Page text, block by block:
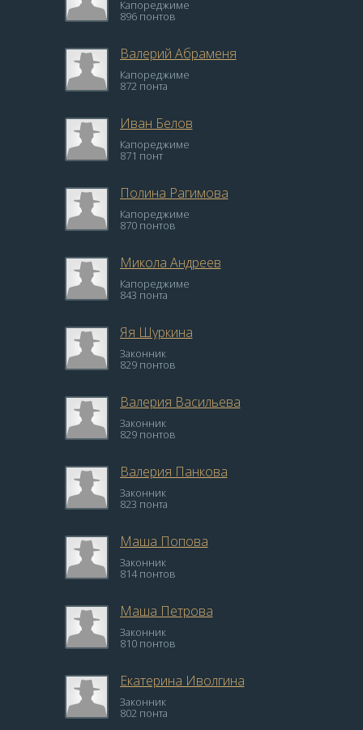
Капореджиме
896 понтов
Валерий Абраменя
Капореджиме
872 понта
Иван Белов
Капореджиме
871 понт
Полина Рагимова
Капореджиме
870 понтов
Микола Андреев
Капореджиме
843 понта
Яя Шуркина
Законник
829 понтов
Валерия Васильева
Законник
829 понтов
Валерия Панкова
Законник
823 понта
Маша Попова
Законник
814 понтов
Маша Петрова
Законник
810 понтов
Екатерина Иволгина
Законник
802 понта